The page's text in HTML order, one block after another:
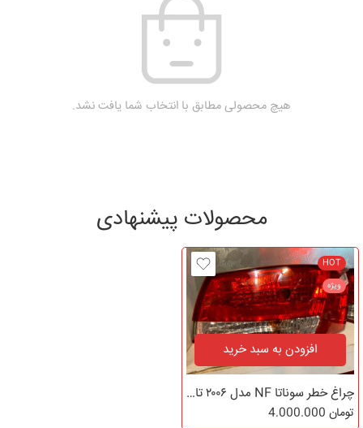
هیچ محصولی مطابق با انتخاب شما یافت نشد.
محصولات پیشنهادی
HOT
ویژه
افزودن به سبد خرید
چراغ خطر سوناتا NF مدل ۲۰۰۶ تا ۲۰۱۰
تومان